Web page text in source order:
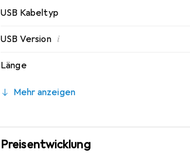
USB Kabeltyp
USB Version i
Länge
Mehr anzeigen
Preisentwicklung